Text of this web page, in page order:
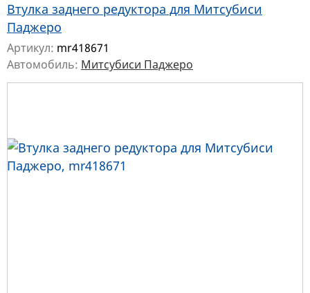
Втулка заднего редуктора для Митсубиси
Паджеро
Артикул: mr418671
Автомобиль: Митсубиси Паджеро